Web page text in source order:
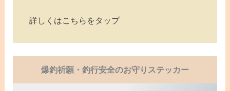
詳しくはこちらをタップ
爆釣祈願・釣行安全のお守りステッカー